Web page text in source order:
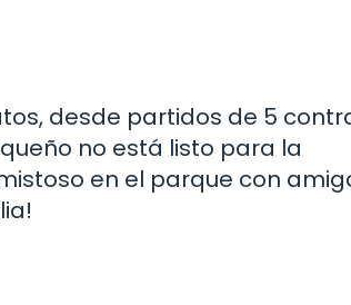
desde partidos de 5
no está listo para la
en el parque con